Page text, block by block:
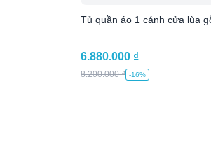
Tủ quần áo 1 cánh cửa lùa
6.880.000 ₫
8.200.000₫ -16%